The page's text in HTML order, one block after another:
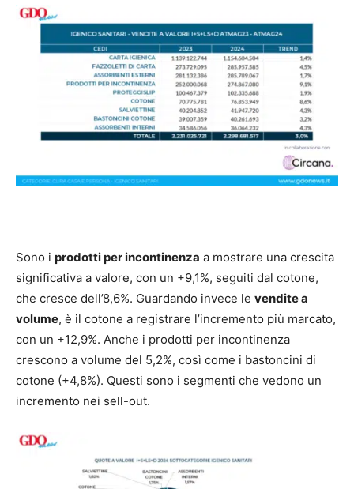
Sono i prodotti per incontinenza a mostrare una crescita
significativa a valore, con un +9,1%, seguiti dal cotone,
che cresce dell’8,6%. Guardando invece le vendite a
volume, è il cotone a registrare l’incremento più marcato,
con un +12,9%. Anche i prodotti per incontinenza
crescono a volume del 5,2%, così come i bastoncini di
cotone (+4,8%). Questi sono i segmenti che vedono un
incremento nei sell-out.